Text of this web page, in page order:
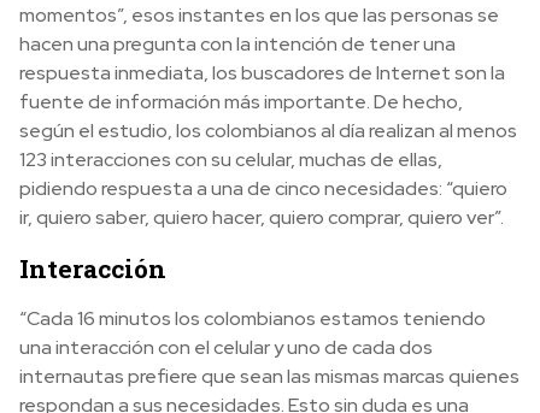
momentos”, esos instantes en los que las personas se
hacen una pregunta con la intención de tener una
respuesta inmediata, los buscadores de Internet son la
fuente de información más importante. De hecho,
según el estudio, los colombianos al día realizan al menos
123 interacciones con su celular, muchas de ellas,
pidiendo respuesta a una de cinco necesidades: “quiero
ir, quiero saber, quiero hacer, quiero comprar, quiero ver”.
Interacción
“Cada 16 minutos los colombianos estamos teniendo
una interacción con el celular y uno de cada dos
internautas prefiere que sean las mismas marcas quienes
respondan a sus necesidades. Esto sin duda es una